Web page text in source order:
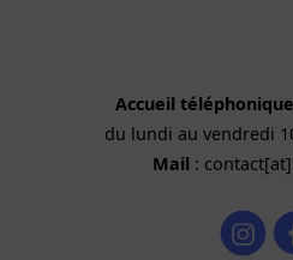
Accueil téléphonique
du lundi au vendredi
Mail :